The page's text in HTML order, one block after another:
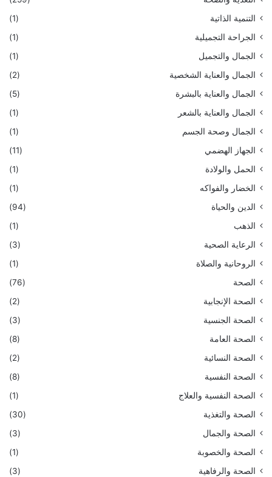
التنمية الذاتية
(1)
الجراحة التجميلية
(1)
الجمال والتجميل
(1)
الجمال والعناية الشخصية
(2)
الجمال والعناية بالبشرة
(5)
الجمال والعناية بالشعر
(1)
الجمال وصحة الجسم
(1)
الجهاز الهضمي
(11)
الحمل والولادة
(1)
الخضار والفواكه
(1)
الدين والحياة
(94)
الذهب
(1)
الرعاية الصحية
(3)
الروحانية والصلاة
(1)
الصحة
(76)
الصحة الإنجابية
(2)
الصحة الجنسية
(3)
الصحة العامة
(8)
الصحة النسائية
(2)
الصحة النفسية
(8)
الصحة النفسية والعلاج
(1)
الصحة والتغذية
(30)
الصحة والجمال
(3)
الصحة والخصوبة
(1)
الصحة والرفاهية
(3)